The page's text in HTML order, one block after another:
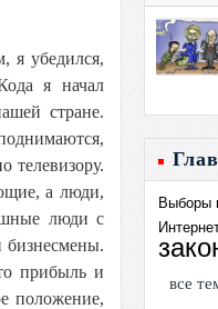
я убедился,
я начал
стране.
телевизору.
а люди,
люди с
прибыль и
положение,
Выборы
все